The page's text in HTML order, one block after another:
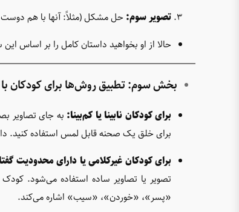
تصویر سوم:حل مشکل (مثلاً: آنها با هم
حالا از او بخواهید داستان کامل را بر اساس
بخش سوم: تطبیق روش‌ها برای کودکان با
برای کودکان نابینا یا کم‌بینا: به جای تصاویر
برای خلق یک صحنه قابل لمس استفاده کنید.
برای کودکان غیرکلامی یا دارای محدودیت
تصویر یا تصاویر ساده استفاده می‌شود.
«پسر»، «خوردن»، «سیب» اشاره می‌کند.